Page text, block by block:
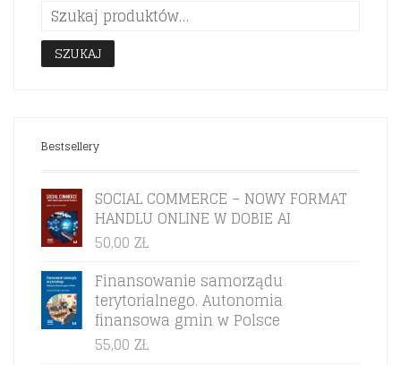
SZUKAJ
Bestsellery
SOCIAL COMMERCE – NOWY FORMAT
HANDLU ONLINE W DOBIE AI
50,00 ZŁ
Finansowanie samorządu
terytorialnego. Autonomia
finansowa gmin w Polsce
55,00 ZŁ